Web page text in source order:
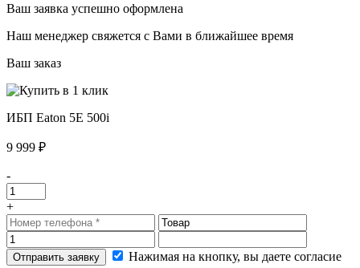
Ваш заявка успешно оформлена
Наш менеджер свяжется с Вами в ближайшее время
Ваш заказ
ИБП Eaton 5E 500i
9 999 ₽
-
+
Нажимая на кнопку, вы даете согласие